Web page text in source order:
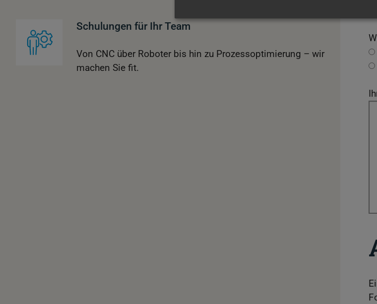
Schulungen für Ihr Team
Von CNC über Roboter bis hin zu Prozessoptimierung – wir
machen Sie fit.